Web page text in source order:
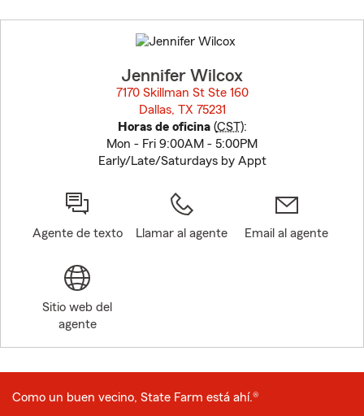
to
before
Jennifer Wilcox
7170 Skillman St Ste 160
Dallas, TX 75231
Horas de oficina(CST):
Mon - Fri 9:00AM - 5:00PM
Early/Late/Saturdays by Appt
Agente de texto Llamar al agente Email al agente
Sitio web del
agente
Como un buen vecino, State Farm está ahí.®